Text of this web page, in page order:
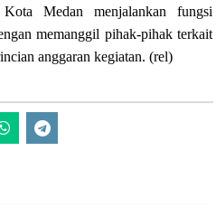
Medan menjalankan fungsi
memanggil pihak-pihak terkait
anggaran kegiatan. (rel)